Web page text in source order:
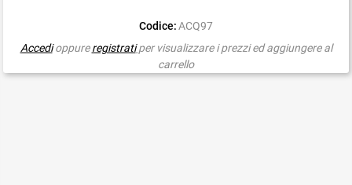
Codice: ACQ97
Accedioppureregistrati per visualizzare i prezzi ed aggiungere al
carrello